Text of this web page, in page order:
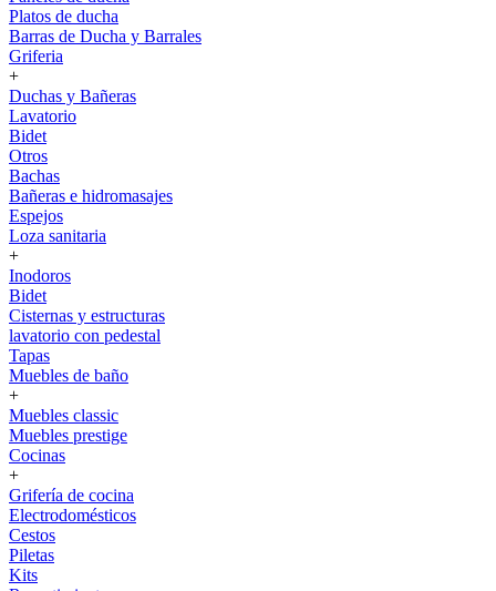
Platos de ducha
Barras de Ducha y Barrales
Griferia
+
Duchas y Bañeras
Lavatorio
Bidet
Otros
Bachas
Bañeras e hidromasajes
Espejos
Loza sanitaria
+
Inodoros
Bidet
Cisternas y estructuras
lavatorio con pedestal
Tapas
Muebles de baño
+
Muebles classic
Muebles prestige
Cocinas
+
Grifería de cocina
Electrodomésticos
Cestos
Piletas
Kits